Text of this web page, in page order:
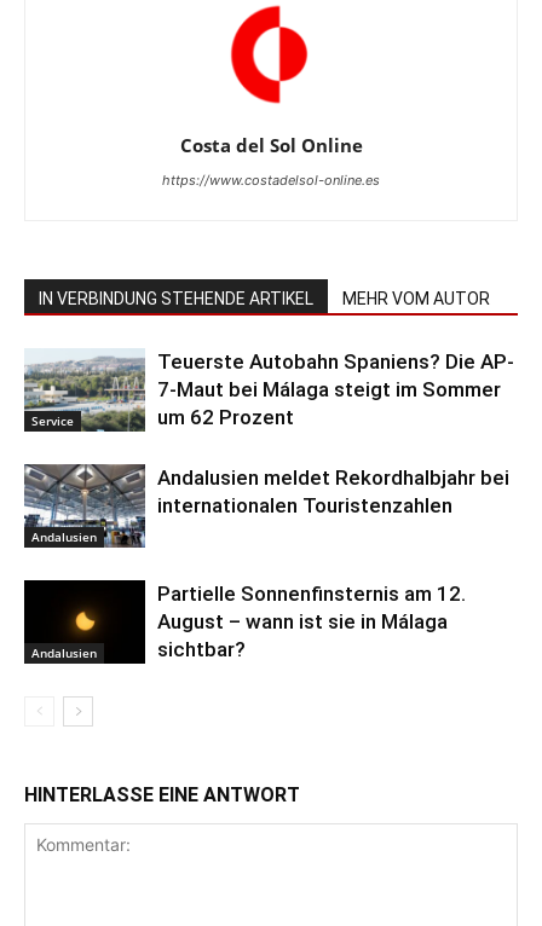
Costa del Sol Online
https://www.costadelsol-online.es
IN VERBINDUNG STEHENDE ARTIKEL MEHR VOM AUTOR
Service
Teuerste Autobahn Spaniens? Die AP-
7-Maut bei Málaga steigt im Sommer
um 62 Prozent
Andalusien
Andalusien meldet Rekordhalbjahr bei
internationalen Touristenzahlen
Andalusien
Partielle Sonnenfinsternis am 12.
August – wann ist sie in Málaga
sichtbar?
HINTERLASSE EINE ANTWORT